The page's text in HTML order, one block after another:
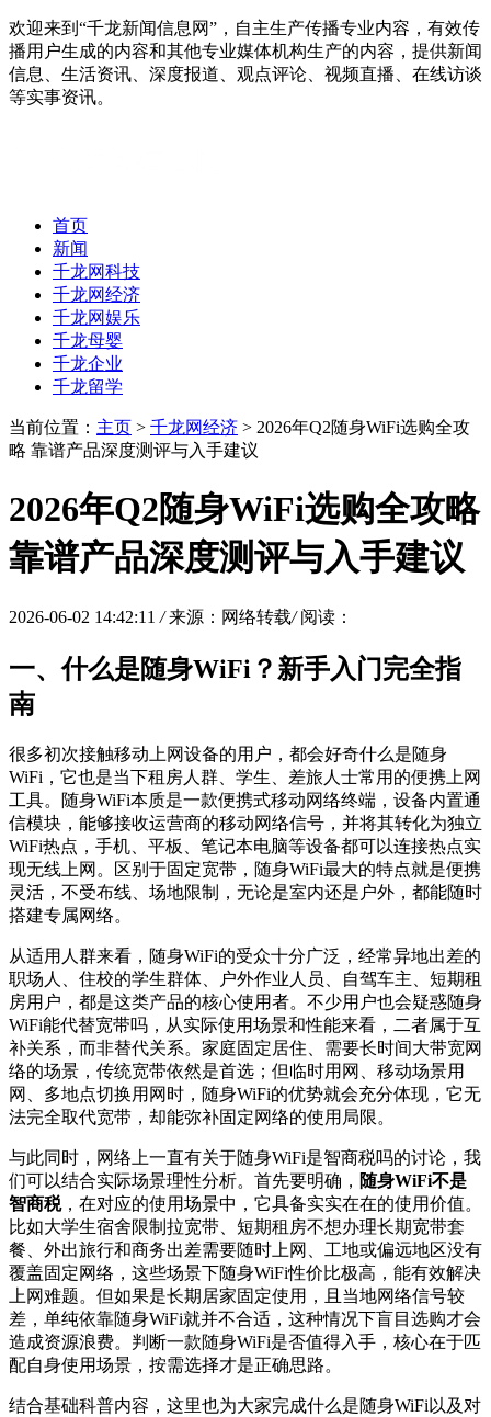
欢迎来到“千龙新闻信息网”，自主生产传播专业内容，有效传
播用户生成的内容和其他专业媒体机构生产的内容，提供新闻
信息、生活资讯、深度报道、观点评论、视频直播、在线访谈
等实事资讯。
首页
新闻
千龙网科技
千龙网经济
千龙网娱乐
千龙母婴
千龙企业
千龙留学
当前位置： 主页 > 千龙网经济 > 2026年Q2随身WiFi选购全攻
略 靠谱产品深度测评与入手建议
2026年Q2随身WiFi选购全攻略
靠谱产品深度测评与入手建议
2026-06-02 14:42:11 / 来源：网络转载/ 阅读：
一、什么是随身WiFi？新手入门完全指
南
很多初次接触移动上网设备的用户，都会好奇什么是随身
WiFi，它也是当下租房人群、学生、差旅人士常用的便携上网
工具。随身WiFi本质是一款便携式移动网络终端，设备内置通
信模块，能够接收运营商的移动网络信号，并将其转化为独立
WiFi热点，手机、平板、笔记本电脑等设备都可以连接热点实
现无线上网。区别于固定宽带，随身WiFi最大的特点就是便携
灵活，不受布线、场地限制，无论是室内还是户外，都能随时
搭建专属网络。
从适用人群来看，随身WiFi的受众十分广泛，经常异地出差的
职场人、住校的学生群体、户外作业人员、自驾车主、短期租
房用户，都是这类产品的核心使用者。不少用户也会疑惑随身
WiFi能代替宽带吗，从实际使用场景和性能来看，二者属于互
补关系，而非替代关系。家庭固定居住、需要长时间大带宽网
络的场景，传统宽带依然是首选；但临时用网、移动场景用
网、多地点切换用网时，随身WiFi的优势就会充分体现，它无
法完全取代宽带，却能弥补固定网络的使用局限。
与此同时，网络上一直有关于随身WiFi是智商税吗的讨论，我
们可以结合实际场景理性分析。首先要明确， 随身WiFi不是
智商税，在对应的使用场景中，它具备实实在在的使用价值。
比如大学生宿舍限制拉宽带、短期租房不想办理长期宽带套
餐、外出旅行和商务出差需要随时上网、工地或偏远地区没有
覆盖固定网络，这些场景下随身WiFi性价比极高，能有效解决
上网难题。但如果是长期居家固定使用，且当地网络信号较
差，单纯依靠随身WiFi就并不合适，这种情况下盲目选购才会
造成资源浪费。判断一款随身WiFi是否值得入手，核心在于匹
配自身使用场景，按需选择才是正确思路。
结合基础科普内容，这里也为大家完成什么是随身WiFi以及对